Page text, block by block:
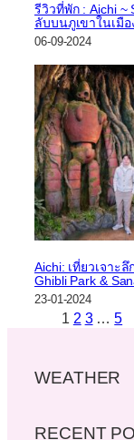
รีวิวที่พัก : Aichi ~
ลับบนภูเขาในเมือ
06-09-2024
Aichi: เที่ยวเจาะ
Ghibli Park &
23-01-2024
1 2 3 … 5
WEATHER
RECENT